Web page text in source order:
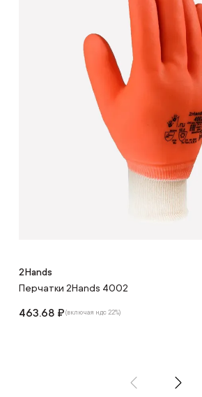
2Hands
Перчатки 2Hands 4002
463.68 ₽(включая ндс 22%)